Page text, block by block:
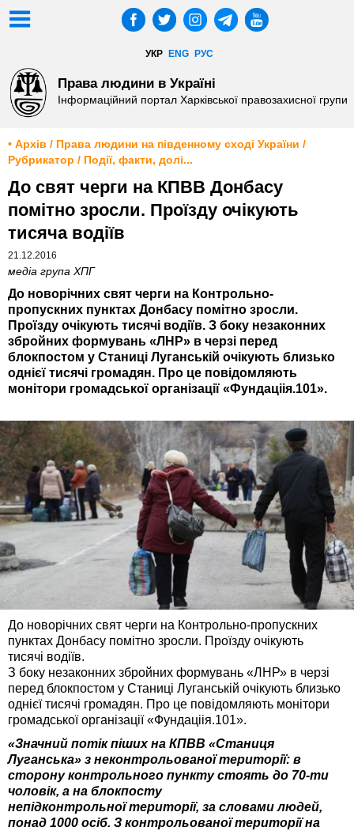
УКР ENG РУС
Права людини в Україні
Інформаційний портал Харківської правозахисної групи
• Архів / Права людини на південному сході України /
Рубрикатор / Події, факти, долі...
До свят черги на КПВВ Донбасу
помітно зросли. Проїзду очікують
тисяча водіїв
21.12.2016
медіа група ХПГ
До новорічних свят черги на Контрольно-
пропускних пунктах Донбасу помітно зросли.
Проїзду очікують тисячі водіїв. З боку незаконних
збройних формувань «ЛНР» в черзі перед
блокпостом у Станиці Луганській очікують близько
однієї тисячі громадян. Про це повідомляють
монітори громадської організації «Фундаціія.101».
До новорічних свят черги на Контрольно-пропускних
пунктах Донбасу помітно зросли. Проїзду очікують
тисячі водіїв.
З боку незаконних збройних формувань «ЛНР» в черзі
перед блокпостом у Станиці Луганській очікують близько
однієї тисячі громадян. Про це повідомляють монітори
громадської організації «Фундаціія.101».
«Значний потік піших на КПВВ «Станиця
Луганська» з неконтрольованої території: в
сторону контрольного пункту стоять до 70-ти
чоловік, а на блокпосту
непідконтрольної території, за словами людей,
понад 1000 осіб. З контрольованої території на